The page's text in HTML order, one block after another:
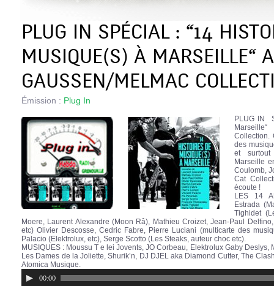
PLUG IN SPÉCIAL : “14
MUSIQUE(S) À MARSEILLE“
GAUSSEN/MELMAC
Émission : Plug In
PLUG IN
Collection.
des
et surtout
Marseille
Coulomb,
Cat
écoute !
LES 14
Estrada
Tighidet
Moere, Laurent Alexandre (Moon Râ), Mathieu Croizet, Jean-Paul
etc) Olivier Descosse, Cedric Fabre, Pierre Luciani (multicarte des
Palacio (Elektrolux, etc), Serge Scotto (Les Steaks, auteur choc etc).
MUSIQUES : Moussu T e lei Jovents, JO Corbeau, Elektrolux Gaby Deslys,
Les Dames de la Joliette, Shurik’n, DJ DJEL aka Diamond Cutter, The
Atomica Musique.
audio00:00